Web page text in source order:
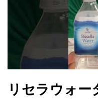
リセラウォー